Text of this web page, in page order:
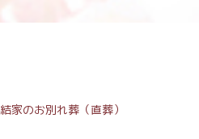
結家のお別れ葬（直葬）